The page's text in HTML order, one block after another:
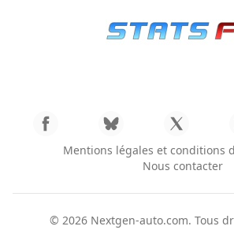
Mentions légales et conditions
Nous contacter
© 2026 Nextgen-auto.com. Tous